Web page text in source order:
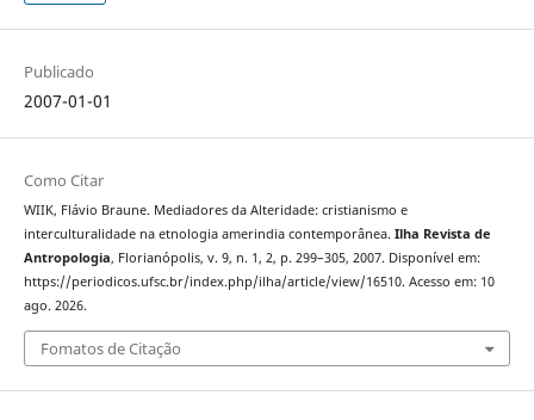
Publicado
2007-01-01
Como Citar
WIIK, Flávio Braune. Mediadores da Alteridade: cristianismo e
interculturalidade na etnologia amerindia contemporânea. Ilha Revista de
Antropologia, Florianópolis, v. 9, n. 1, 2, p. 299–305, 2007. Disponível em:
https://periodicos.ufsc.br/index.php/ilha/article/view/16510. Acesso em: 10
ago. 2026.
Fomatos de Citação